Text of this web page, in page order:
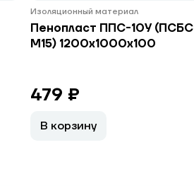
Изоляционный материал
Пенопласт ППС-10У (ПСБС
М15) 1200х1000х100
479 ₽
В корзину